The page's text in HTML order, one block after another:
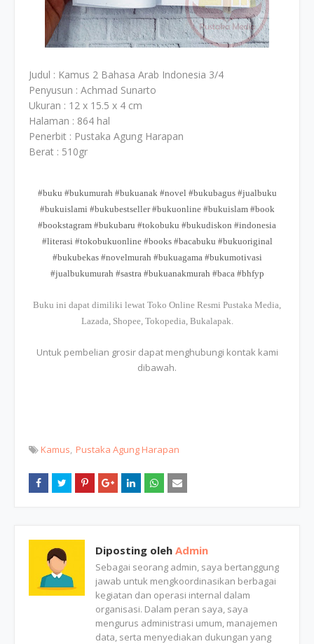
Judul : Kamus 2 Bahasa Arab Indonesia 3/4
Penyusun : Achmad Sunarto
Ukuran : 12 x 15.5 x 4 cm
Halaman : 864 hal
Penerbit : Pustaka Agung Harapan
Berat : 510gr
#buku #bukumurah #bukuanak #novel #bukubagus #jualbuku
#bukuislami #bukubestseller #bukuonline #bukuislam #book
#bookstagram #bukubaru #tokobuku #bukudiskon #indonesia
#literasi #tokobukuonline #books #bacabuku #bukuoriginal
#bukubekas #novelmurah #bukuagama #bukumotivasi
#jualbukumurah #sastra #bukuanakmurah #baca #bhfyp
Buku ini dapat dimiliki lewat Toko Online Resmi Pustaka Media,
Lazada, Shopee, Tokopedia, Bukalapak.
Untuk pembelian grosir dapat menghubungi kontak kami
dibawah.
Kamus Pustaka Agung Harapan
Diposting oleh Admin
Sebagai seorang admin, saya bertanggung
jawab untuk mengkoordinasikan berbagai
kegiatan dan operasi internal dalam
organisasi. Dalam peran saya, saya
mengurus administrasi umum, manajemen
data, serta menyediakan dukungan yang